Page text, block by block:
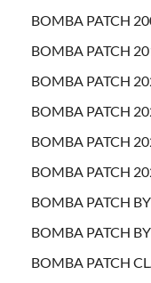
BOMBA PATCH
BOMBA PATCH
BOMBA PATCH
BOMBA PATCH
BOMBA PATCH
BOMBA PATCH
BOMBA PATCH
BOMBA PATCH
BOMBA PATCH